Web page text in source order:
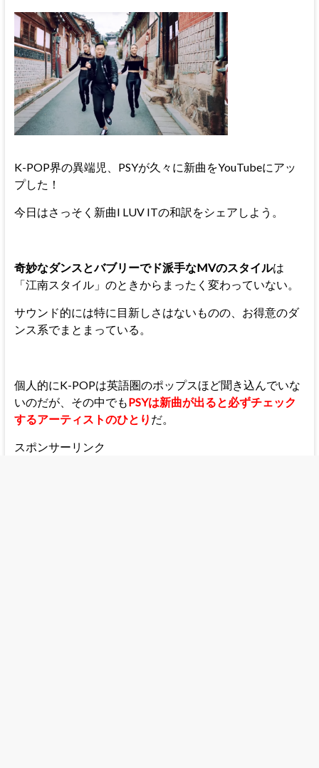
K-POP界の異端児、PSYが久々に新曲をYouTubeにアッ
プした！
今日はさっそく新曲I LUV ITの和訳をシェアしよう。
奇妙なダンスとバブリーでド派手なMVのスタイルは
「江南スタイル」のときからまったく変わっていない。
サウンド的には特に目新しさはないものの、お得意のダ
ンス系でまとまっている。
個人的にK-POPは英語圏のポップスほど聞き込んでいな
いのだが、その中でもPSYは新曲が出ると必ずチェック
するアーティストのひとり だ。
スポンサーリンク